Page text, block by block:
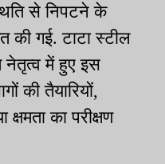
से निपटने के
की गई. टाटा स्टील
में हुए इस
की तैयारियों,
का परीक्षण